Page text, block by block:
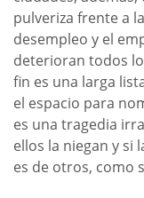
pulveriza frente a
desempleo y el
deterioran todos
fin es una larga
el espacio para
es una tragedia
ellos la niegan y si
es de otros, como